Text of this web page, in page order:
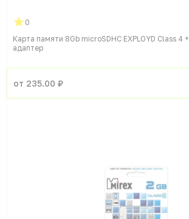
0
Карта памяти 8Gb microSDHC EXPLOYD Class 4 +
адаптер
от 235.00 ₽